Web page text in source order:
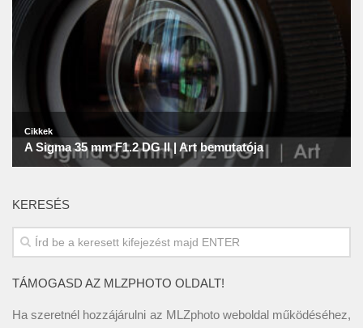
KERESÉS
TÁMOGASD AZ MLZPHOTO OLDALT!
Ha szeretnél hozzájárulni az MLZphoto weboldal működéséhez,